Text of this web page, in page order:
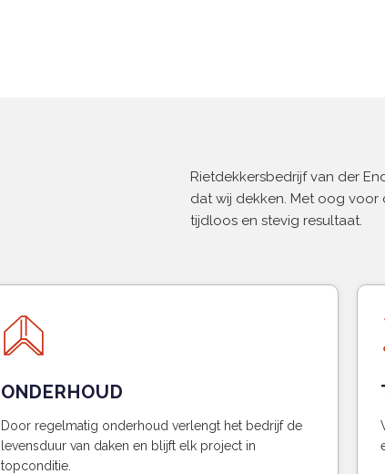
Rietdekkersbedrijf van der
dat wij dekken. Met oog
tijdloos en stevig resultaat.
ONDERHOUD
Door regelmatig onderhoud verlengt het bedrijf de
levensduur van daken en blijft elk project in
topconditie.